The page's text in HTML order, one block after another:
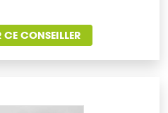
CONSEILLER